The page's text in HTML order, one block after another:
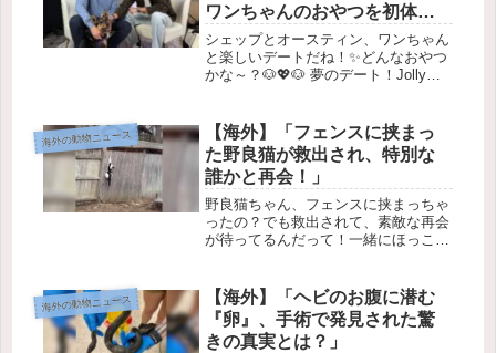
ワンちゃんのおやつを初体
験！夢のデート内容とは？」
シェップとオースティン、ワンちゃん
と楽しいデートだね！✨どんなおやつ
かな～？🐶💖🐶 夢のデート！Jollyと
ことある？✨ Shep RoseとAusten
Krollが、7...
海外の動物ニュース
【海外】「フェンスに挟まっ
た野良猫が救出され、特別な
誰かと再会！」
野良猫ちゃん、フェンスに挟まっちゃ
ったの？でも救出されて、素敵な再会
が待ってるんだって！一緒にほっこり
がフェンスに足を挟まれてぶら下がっ
ているところを見つけられました。...
海外の動物ニュース
【海外】「ヘビのお腹に潜む
『卵』、手術で発見された驚
きの真実とは？」